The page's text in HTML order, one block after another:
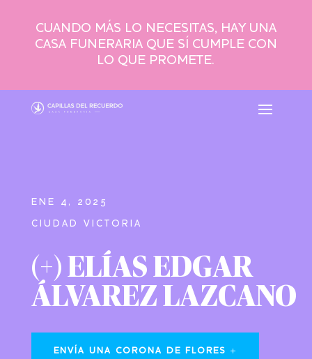
CUANDO MÁS LO NECESITAS, HAY UNA
CASA FUNERARIA QUE SÍ CUMPLE CON
LO QUE PROMETE.
ENE 4, 2025
CIUDAD VICTORIA
(+) ELÍAS EDGAR
ÁLVAREZ LAZCANO
ENVÍA UNA CORONA DE FLORES